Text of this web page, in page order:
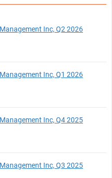
Inc, Q2 2026
Inc, Q1 2026
Inc, Q4 2025
Inc, Q3 2025